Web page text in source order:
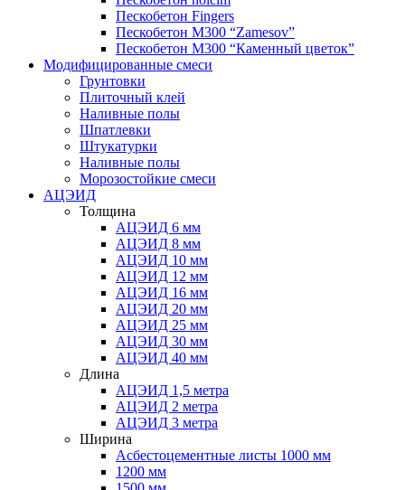
Пескобетон Fingers
Пескобетон М300 “Zamesov”
Пескобетон М300 “Каменный цветок”
Модифицированные смеси
Грунтовки
Плиточный клей
Наливные полы
Шпатлевки
Штукатурки
Наливные полы
Морозостойкие смеси
АЦЭИД
Толщина
АЦЭИД 6 мм
АЦЭИД 8 мм
АЦЭИД 10 мм
АЦЭИД 12 мм
АЦЭИД 16 мм
АЦЭИД 20 мм
АЦЭИД 25 мм
АЦЭИД 30 мм
АЦЭИД 40 мм
Длина
АЦЭИД 1,5 метра
АЦЭИД 2 метра
АЦЭИД 3 метра
Ширина
Асбестоцементные листы 1000 мм
1200 мм